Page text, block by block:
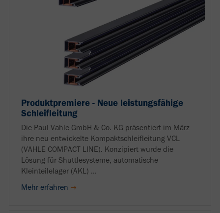
Produktpremiere - Neue leistungsfähige
Schleifleitung
Die Paul Vahle GmbH & Co. KG präsentiert im März
ihre neu entwickelte Kompaktschleifleitung VCL
(VAHLE COMPACT LINE). Konzipiert wurde die
Lösung für Shuttlesysteme, automatische
Kleinteilelager (AKL) ...
Mehr erfahren